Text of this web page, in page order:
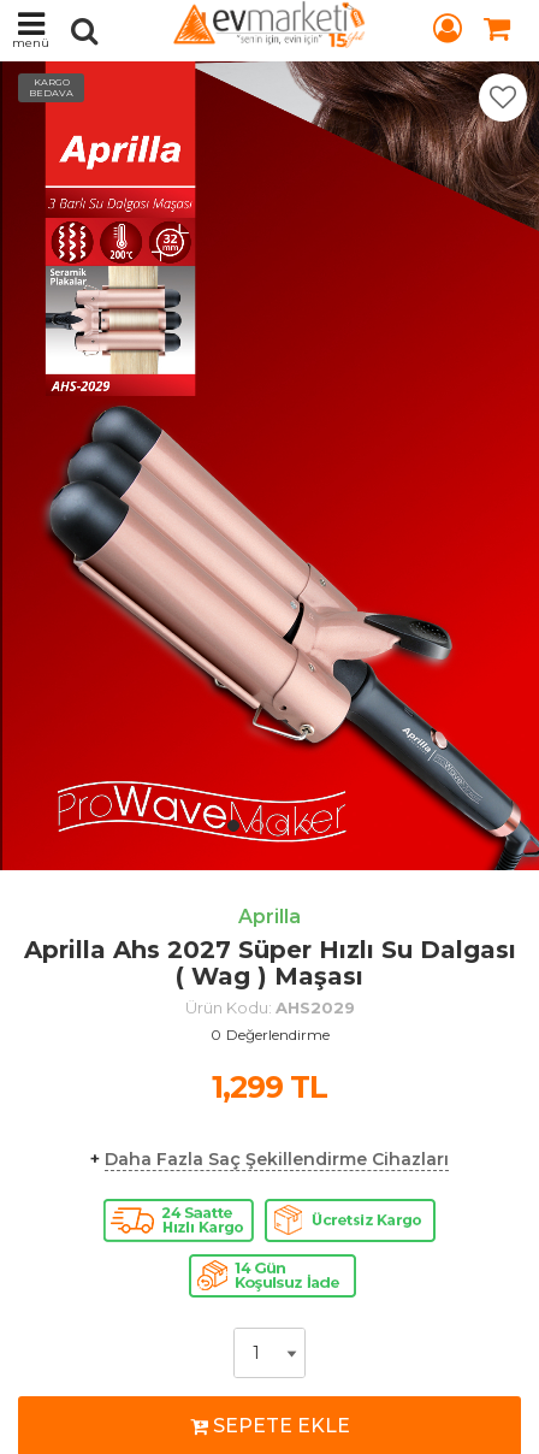
menü
KARGO
BEDAVA
Aprilla
Aprilla Ahs 2027 Süper Hızlı Su Dalgası
( Wag ) Maşası
Ürün Kodu: AHS2029
0 Değerlendirme
1,299 TL
+ Daha Fazla Saç Şekillendirme Cihazları
SEPETE EKLE